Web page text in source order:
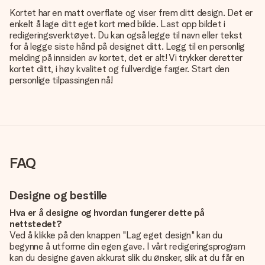
Kortet har en matt overflate og viser frem ditt design. Det er
enkelt å lage ditt eget kort med bilde. Last opp bildet i
redigeringsverktøyet. Du kan også legge til navn eller tekst
for å legge siste hånd på designet ditt. Legg til en personlig
melding på innsiden av kortet, det er alt! Vi trykker deretter
kortet ditt, i høy kvalitet og fullverdige farger. Start den
personlige tilpassingen nå!
FAQ
Designe og bestille
Hva er å designe og hvordan fungerer dette på
nettstedet?
Ved å klikke på den knappen "Lag eget design" kan du
begynne å utforme din egen gave. I vårt redigeringsprogram
kan du designe gaven akkurat slik du ønsker, slik at du får en